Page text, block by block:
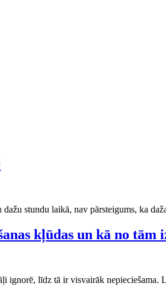
stundu laikā, nav pārsteigums, ka
kļūdas un kā no tām
ignorē, līdz tā ir visvairāk